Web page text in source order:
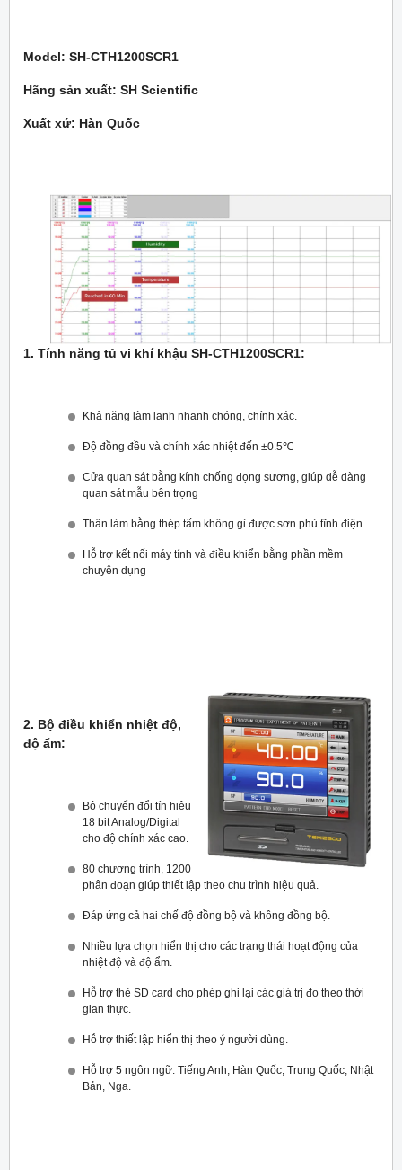
Model: SH-CTH1200SCR1
Hãng sản xuất: SH Scientific
Xuất xứ: Hàn Quốc
1. Tính năng tủ vi khí khậu SH-CTH1200SCR1:
Khả năng làm lạnh nhanh chóng, chính xác.
Độ đồng đều và chính xác nhiệt đến ±0.5℃
Cửa quan sát bằng kính chống đọng sương, giúp dễ dàng
quan sát mẫu bên trọng
Thân làm bằng thép tấm không gỉ được sơn phủ tĩnh điện.
Hỗ trợ kết nối máy tính và điều khiển bằng phần mềm
chuyên dụng
2. Bộ điều khiển nhiệt độ,
độ ẩm:
Bộ chuyển đổi tín hiệu
18 bit Analog/Digital
cho độ chính xác cao.
80 chương trình, 1200
phân đoạn giúp thiết lập theo chu trình hiệu quả.
Đáp ứng cả hai chế độ đồng bộ và không đồng bộ.
Nhiều lựa chọn hiển thị cho các trạng thái hoạt động của
nhiệt độ và độ ẩm.
Hỗ trợ thẻ SD card cho phép ghi lại các giá trị đo theo thời
gian thực.
Hỗ trợ thiết lập hiển thị theo ý người dùng.
Hỗ trợ 5 ngôn ngữ: Tiếng Anh, Hàn Quốc, Trung Quốc, Nhật
Bản, Nga.